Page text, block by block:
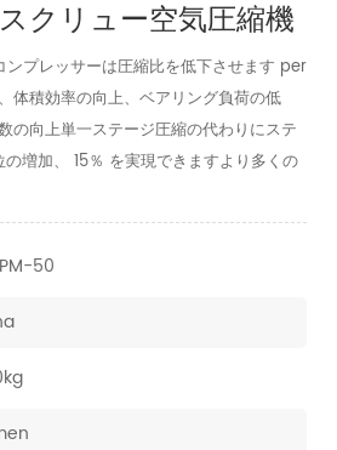
クリュー空気圧縮機
プレッサーは圧縮比を低下させます per
体積効率の向上、ベアリング負荷の低
の向上単一ステージ圧縮の代わりにステ
増加、 15％ を実現できますより多くの
50